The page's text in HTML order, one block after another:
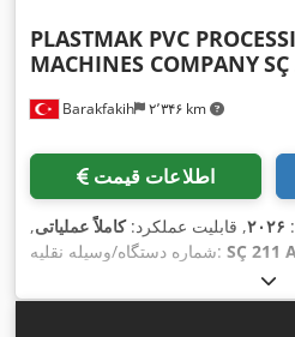
Barakfakih ۲٬۳۴۶ km
PLASTMAK PVC
MACHINES COMPANY
اطلاعات قیمت
۲۰۲۶, قابلیت عملکرد:کاملاً عملیاتی,
شماره دستگاه/وسیله نقلیه: SÇ 211
Alıştırma Makinesi ( 2 Bıçak),